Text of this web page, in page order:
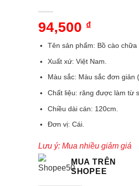
94,500 ₫
Tên sản phẩm: Bồ cào chữa
Xuất xứ: Việt Nam.
Màu sắc: Màu sắc đơn giản
Chất liệu: răng được làm từ
Chiều dài cán: 120cm.
Đơn vị: Cái.
Lưu ý: Mua nhiều giảm giá
MUA TRÊN
SHOPEE